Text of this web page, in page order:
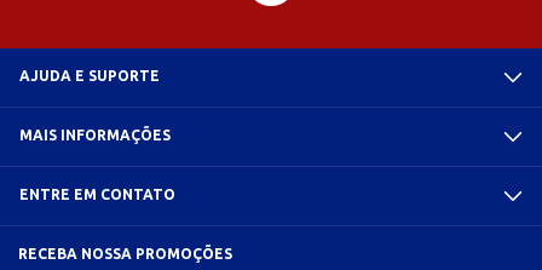
AJUDA E SUPORTE
MAIS INFORMAÇÕES
ENTRE EM CONTATO
RECEBA NOSSA PROMOÇÕES